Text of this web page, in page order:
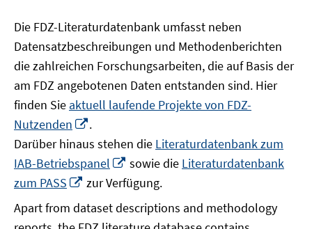
Die FDZ-Literaturdatenbank umfasst neben
Datensatzbeschreibungen und Methodenberichten
die zahlreichen Forschungsarbeiten, die auf Basis der
am FDZ angebotenen Daten entstanden sind. Hier
finden Sie aktuell laufende Projekte von FDZ-
Nutzenden
neuem
Fenster
öffnen
.
Darüber hinaus stehen die Literaturdatenbank zum
IAB-Betriebspanel
In
neuem
Fenster
öffnen
sowie die Literaturdatenbank
zum PASS
In
Fenster
zur Verfügung.
Apart from dataset descriptions and methodology